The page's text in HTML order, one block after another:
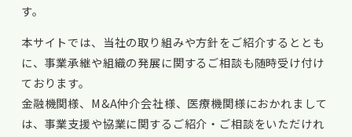
す。
本サイトでは、当社の取り組みや方針をご紹介するととも
に、事業承継や組織の発展に関するご相談も随時受け付け
ております。
金融機関様、M&A仲介会社様、医療機関様におかれまして
は、事業支援や協業に関するご紹介・ご相談をいただけれ